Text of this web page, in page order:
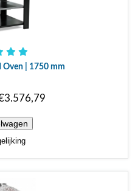
Oven | 1750 mm